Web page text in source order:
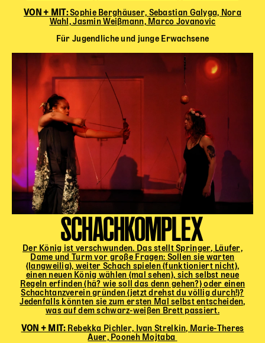
VON + MIT:Sophie Berghäuser, Sebastian Galyga, Nora
Wahl, Jasmin Weißmann, Marco Jovanovic
Für Jugendliche und junge Erwachsene
SCHACHKOMPLEX
Der König ist verschwunden. Das stellt Springer, Läufer,
Dame und Turm vor große Fragen: Sollen sie warten
(langweilig), weiter Schach spielen (funktioniert nicht),
einen neuen König wählen (mal sehen), sich selbst neue
Regeln erfinden (hä? wie soll das denn gehen?) oder einen
Schachtanzverein gründen (jetzt drehst du völlig durch!)?
Jedenfalls könnten sie zum ersten Mal selbst entscheiden,
was auf dem schwarz-weißen Brett passiert.
VON + MIT: Rebekka Pichler, Ivan Strelkin, Marie-Theres
Auer, Pooneh Mojtaba